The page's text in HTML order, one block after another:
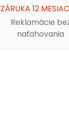
ZÁRUKA 12
Reklamácie
naťahovania